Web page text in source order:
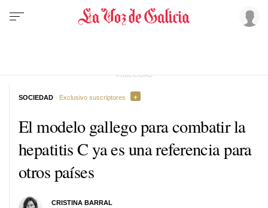
El modelo gallego para combatir la
hepatitis C ya es una referencia para
otros países
CRISTINA BARRAL
SOCIEDAD · Exclusivo suscriptores